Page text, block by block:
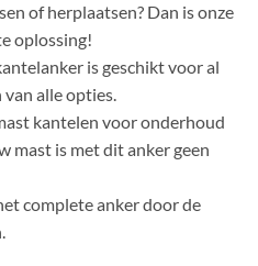
of herplaatsen? Dan is onze
oplossing!
is geschikt voor al
alle opties.
kantelen voor onderhoud
mast is met dit anker geen
complete anker door de